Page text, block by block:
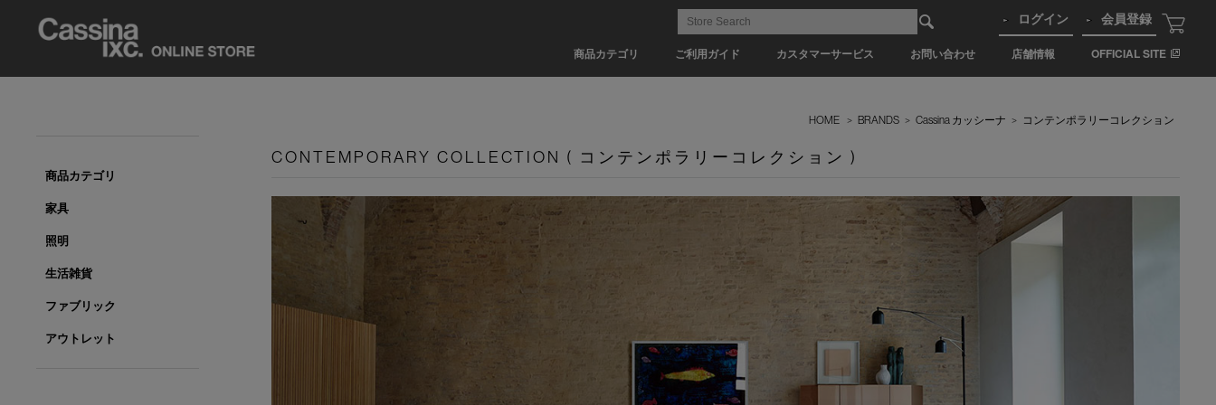
商品カテゴリ ご利用ガイド カスタマーサービス お問い合わせ 店舗情報 OFFICIAL SITE
ログイン 会員登録
HOME > BRANDS > Cassina カッシーナ > コンテンポラリーコレクション
CONTEMPORARY COLLECTION ( コンテンポラリーコレクション )
商品カテゴリ
家具
照明
生活雑貨
ファブリック
アウトレット